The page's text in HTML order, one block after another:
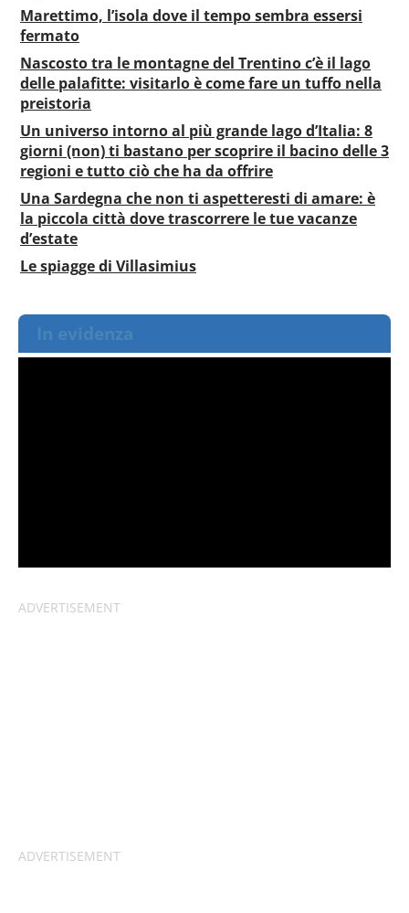
Marettimo, l’isola dove il tempo sembra essersi
fermato
Nascosto tra le montagne del Trentino c’è il lago
delle palafitte: visitarlo è come fare un tuffo nella
preistoria
Un universo intorno al più grande lago d’Italia: 8
giorni (non) ti bastano per scoprire il bacino delle 3
regioni e tutto ciò che ha da offrire
Una Sardegna che non ti aspetteresti di amare: è
la piccola città dove trascorrere le tue vacanze
d’estate
Le spiagge di Villasimius
In evidenza